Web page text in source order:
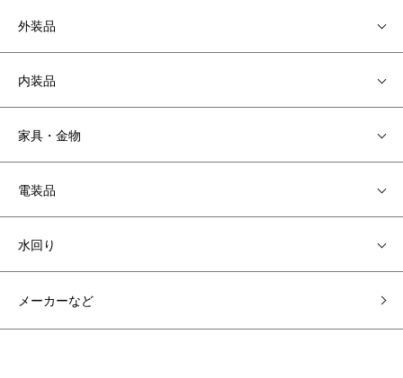
外装品
内装品
家具・金物
電装品
水回り
メーカーなど